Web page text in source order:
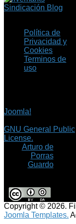
Sindicación Blog
Política de
Privacidad y
Cookies
Terminos de
uso
Joomla!
GNU General Public
License.
Arturo de
Porras
Guardo
Copyright © 2026.
Joomla Templates.